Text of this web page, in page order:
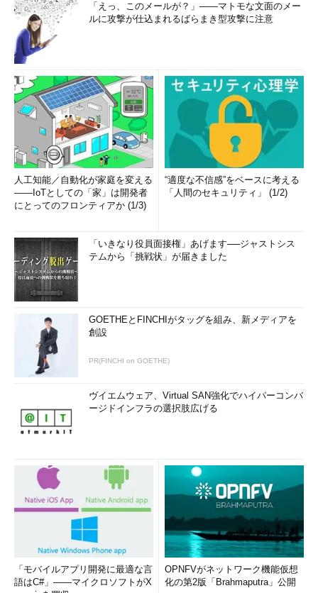
の制約により、現在のWindows 8で作成可能な最大仮想ディス
ク・サイズは63Tbytesに制限されている。また、一度確保され
た使用済み領域は、その上にあるファイルを削除しても解放され
ることはない。必要なら論理ディスクを完全に削除して対応す
なおストレージに対して最大限の性能を求めたり、動的な利用
によるフラグメンテーションを避けるために、従来のような固定
的な割り当て（シック・プロビジョニング）をしたい場合もある
だろう。その場合は、あらかじめディスクの全領域を確保するタ
イプの論理ディスクを作成すればよい。この方法では、ディス
ク・サイズの仮想化は利用できないので、物理ディスク容量を超
える論理ディスクは作成できないが、それ以外の記憶域プールの
冗長性機能と組み合わせられる記憶域プール
先の図ではスラブという、あるまとまった単位で物理ディスク
から論理ディスクへ割り当てているが、いくつかの耐障害性機能
障害が発生しても、データを喪失しないシステムにもできる。記
憶域プールで利用可能な冗長性機能としては、「
3 方向ミラー 」「パリティ」の3種類がある。記憶域プールで
は物理ディスクの構成を意識せずにスラブを割り当てると前述し
たが、実際には、冗長性や性能などを考慮して、複数の物理ディ
スクに分散するように割り当てることになっている。
「えっ、このメールが？」――マトモな文面のメー
ルに攻撃が仕込まれるばらまき型攻撃に注意
人工知能／自動化が家庭を変える
――IoTとしての「家」は開発者
にとってのフロンティアか (1/3)
“適度な不信感”をベースに考える
「人間のセキュリティ」 (1/2)
「いきなり役員面接権」あげます──ジャストシス
テムから「挑戦状」が届きました
GOETHEとFINCHIがタッグを組み、新メディアを
創設
PR(FINCHI on GOETHE)
ヴイエムウェア、Virtual SAN強化でハイパーコンバ
ージドインフラの選択肢広げる
「モバイルアプリ開発に最適な言
語はC#」――マイクロソフトがX
OPNFVがネットワーク機能仮想
化の第2版「Brahmaputra」公開